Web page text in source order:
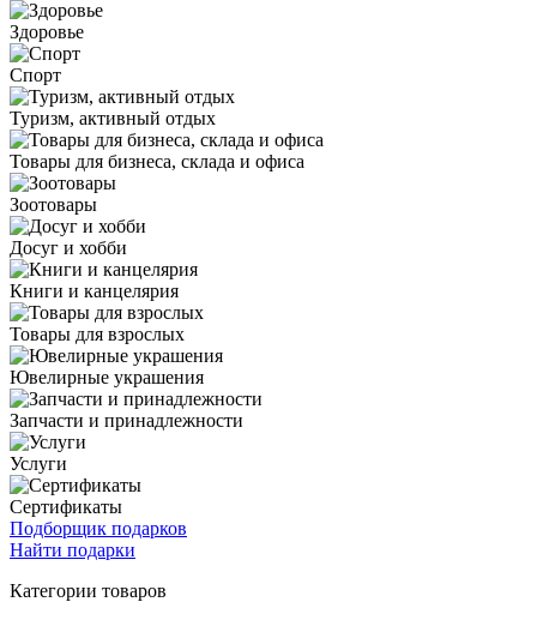
Здоровье
Спорт
Туризм, активный отдых
Товары для бизнеса, склада и офиса
Зоотовары
Досуг и хобби
Книги и канцелярия
Товары для взрослых
Ювелирные украшения
Запчасти и принадлежности
Услуги
Сертификаты
Подборщик подарков
Найти подарки
Категории товаров